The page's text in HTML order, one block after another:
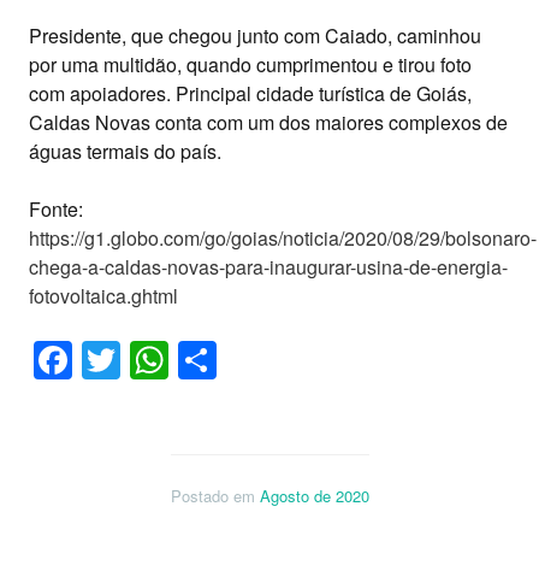
Presidente, que chegou junto com Caiado, caminhou
por uma multidão, quando cumprimentou e tirou foto
com apoiadores. Principal cidade turística de Goiás,
Caldas Novas conta com um dos maiores complexos de
águas termais do país.
Fonte:
https://g1.globo.com/go/goias/noticia/2020/08/29/bolsonaro-
chega-a-caldas-novas-para-inaugurar-usina-de-energia-
fotovoltaica.ghtml
Facebook
TwitterWhatsApp
Postado em Agosto de 2020